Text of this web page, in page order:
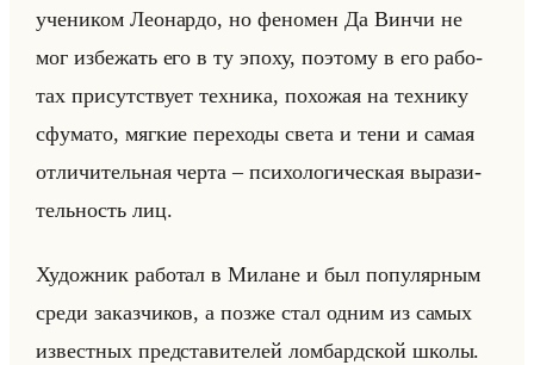
уче­ни­ком Лео­нар­до, но фе­но­мен Да Винчи не
мог из­бе­жать его в ту эпоху, по­это­му в его ра­бо­
тах при­сут­ству­ет тех­ни­ка, по­хо­жая на тех­ни­ку
сфу­ма­то, мяг­кие пе­ре­хо­ды света и тени и самая
от­ли­чи­тельная черта – пси­хо­ло­ги­че­ская вы­ра­зи­
тельность лиц.
Ху­дож­ник ра­бо­тал в Ми­лане и был по­пу­ляр­ным
среди за­каз­чи­ков, а позже стал одним из самых
из­вест­ных пред­ста­ви­те­лей лом­бард­ской школы.